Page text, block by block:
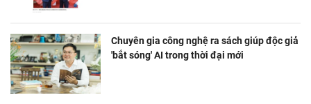
Chuyên gia công nghệ ra sách giúp độc giả
'bắt sóng' AI trong thời đại mới